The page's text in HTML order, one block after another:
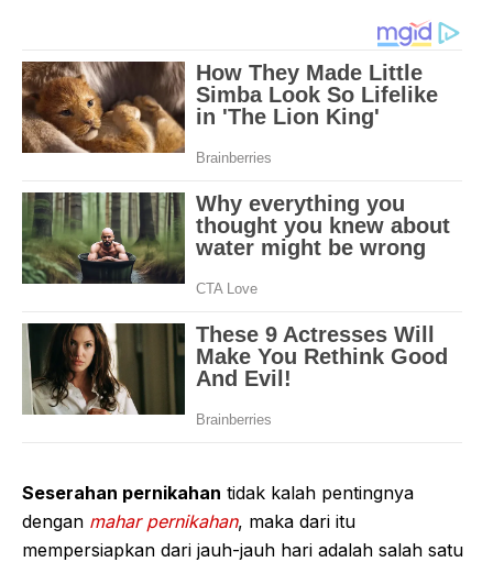
Seserahan pernikahan tidak kalah pentingnya
dengan mahar pernikahan, maka dari itu
mempersiapkan dari jauh-jauh hari adalah salah satu